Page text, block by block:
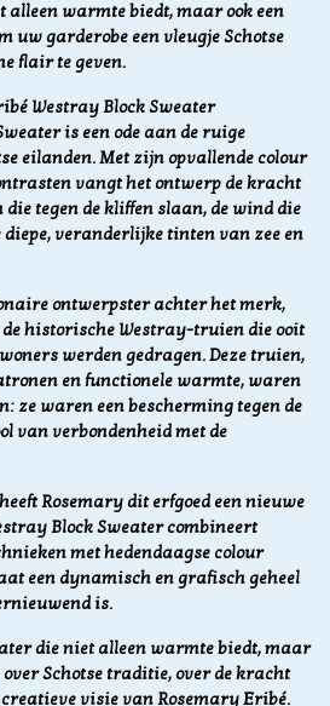
warmte biedt, maar ook een
uw garderobe een vleugje Schotse
flair te geven.
Westray Block Sweater
is een ode aan de ruige
eilanden. Met zijn opvallende colour
vangt het ontwerp de kracht
tegen de kliffen slaan, de wind die
diepe, veranderlijke tinten van zee en
ontwerpster achter het merk,
historische Westray-truien die ooit
werden gedragen. Deze truien,
en functionele warmte, waren
ze waren een bescherming tegen de
van verbondenheid met de
Rosemary dit erfgoed een nieuwe
Block Sweater combineert
met hedendaagse colour
een dynamisch en grafisch geheel
is.
die niet alleen warmte biedt, maar
Schotse traditie, over de kracht
visie van Rosemary Eribé.